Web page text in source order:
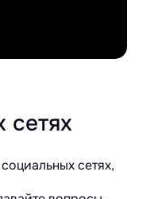
сетях
сетях,